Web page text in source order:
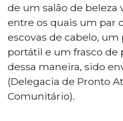
de um salão de beleza
entre os quais um par
escovas de cabelo,
portátil e um frasco de
dessa maneira, sido
(Delegacia de Pronto
Comunitário).